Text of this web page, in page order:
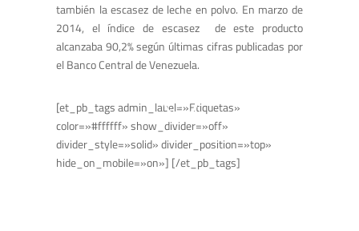
también la escasez de leche en polvo. En marzo de
2014, el índice de escasez de este producto
alcanzaba 90,2% según últimas cifras publicadas por
el Banco Central de Venezuela.
[et_pb_tags admin_label=»Etiquetas»
color=»#ffffff» show_divider=»off»
divider_style=»solid» divider_position=»top»
hide_on_mobile=»on»] [/et_pb_tags]